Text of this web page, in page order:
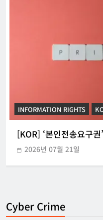
INFORMATION RIGHTS
[KOR] ‘본인전송요구
2026년 07월 21일
Cyber Crime